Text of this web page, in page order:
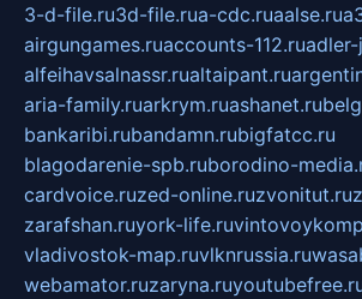
3-d-file.ru3d-file.rua-cdc.ruaalse.ru
airgungames.ruaccounts-112.ruadler-
alfeihavsalnassr.rualtaipant.ru
aria-family.ruarkrym.ruashanet.ru
bankaribi.rubandamn.rubigfatcc.ru
blagodarenie-spb.ruborodino-
cardvoice.ruzed-online.ruzvonitut.ru
zarafshan.ruyork-life.ru
vladivostok-map.ruvlknrussia.ru
webamator.ruzaryna.ru